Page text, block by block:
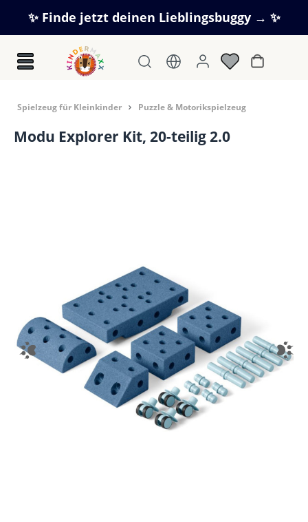
Zum Hauptinhalt springen
✨ Finde jetzt deinen Lieblingsbuggy → ✨
Spielzeug für Kleinkinder Puzzle & Motorikspielzeug
Modu Explorer Kit, 20-teilig 2.0